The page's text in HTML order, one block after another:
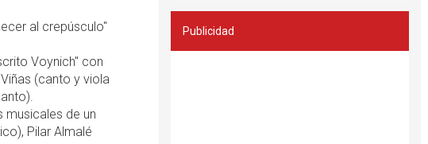
al crepúsculo"
Voynich" con
(canto y viola
musicales de un
Pilar Almalé
Publicidad